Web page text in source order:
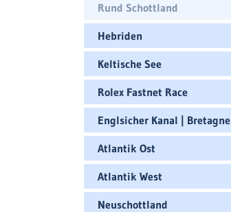
Rund Schottland
Hebriden
Keltische See
Rolex Fastnet Race
Englsicher Kanal | Bretagne
Atlantik Ost
Atlantik West
Neuschottland